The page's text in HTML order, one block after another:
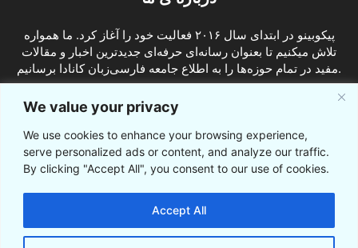
We value your privacy
We use cookies to enhance your browsing experience,
serve personalized ads or content, and analyze our traffic.
By clicking "Accept All", you consent to our use of cookies.
Accept All
پیکوبینو در ابتدای سال ۲۰۱۶ فعالیت خود را آغاز کرد. ما همواره
تلاش میکنیم تا بعنوان رسانه‌ای حرفه‌ای جدیدترین اخبار و مقالات
مفید در تمام حوزه‌ها را به اطلاع جامعه فارسی‌زبان کانادا برسانیم.
ما را دنبال کنید